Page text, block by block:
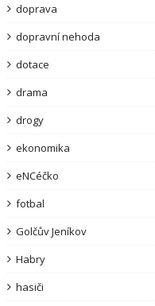
doprava
dopravní nehoda
dotace
drama
drogy
ekonomika
eNCéčko
fotbal
Golčův Jeníkov
Habry
hasiči